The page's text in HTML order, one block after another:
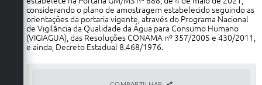
considerando o plano de amostragem estabelecido seguindo as
orientações da portaria vigente, através do Programa Nacional
de Vigilância da Qualidade da Água para Consumo Humano
(VIGIAGUA), das Resoluções CONAMA nº 357/2005 e 430/2011,
e ainda, Decreto Estadual 8.468/1976.